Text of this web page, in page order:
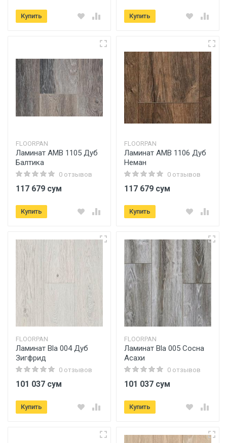
Купить Купить
FLOORPAN
Ламинат AMB 1105 Дуб
Балтика
0 отзывов
117 679 сум
Купить
FLOORPAN
Ламинат AMB 1106 Дуб
Неман
0 отзывов
117 679 сум
Купить
FLOORPAN
Ламинат Bla 004 Дуб
Зигфрид
0 отзывов
101 037 сум
Купить
FLOORPAN
Ламинат Bla 005 Сосна
Асахи
0 отзывов
101 037 сум
Купить